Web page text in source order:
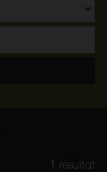
1 résultat